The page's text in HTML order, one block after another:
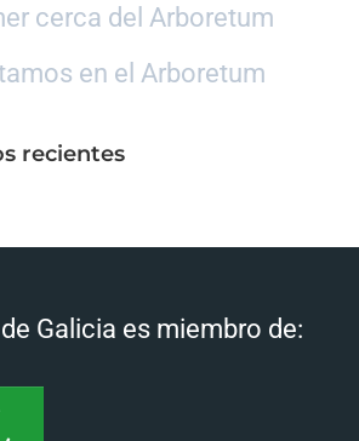
cerca del Arboretum
en el Arboretum
recientes
Galicia es miembro de: